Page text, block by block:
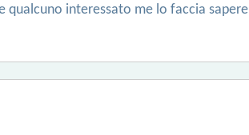
qualcuno interessato me lo faccia sapere